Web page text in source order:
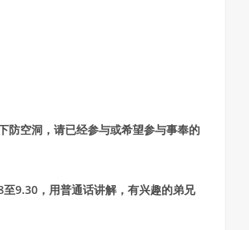
防空洞，请已经参与或希望参与事奉的
9.30，用普通话讲解，有兴趣的弟兄